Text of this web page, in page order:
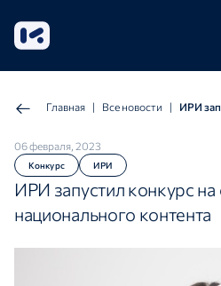
Конкурс ИРИ
ИРИ запустил конкурс на
национального контента
06 февраля, 2023
Главная | Все новости |